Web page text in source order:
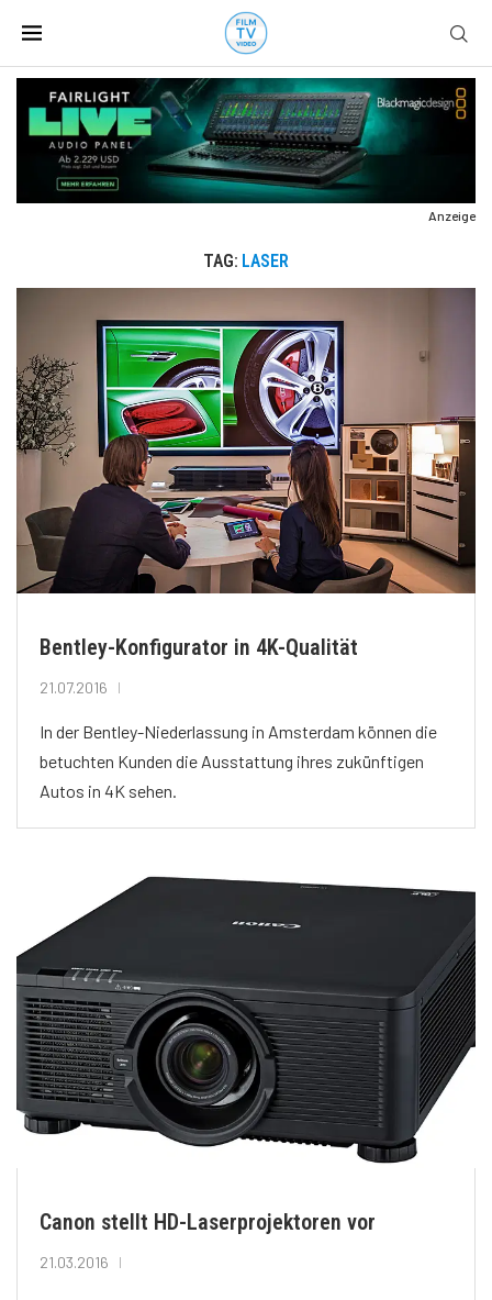
Anzeige
TAG: LASER
Bentley-Konfigurator in 4K-Qualität
21.07.2016
In der Bentley-Niederlassung in Amsterdam können die
betuchten Kunden die Ausstattung ihres zukünftigen
Autos in 4K sehen.
Canon stellt HD-Laserprojektoren vor
21.03.2016